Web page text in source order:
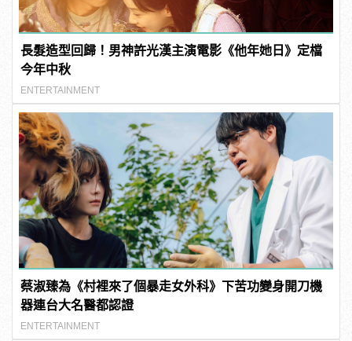
長髮造型回歸！男神許光漢主演電影《他年她日》定檔
今年中秋
ENTERTAINMENT
蔡淑臻為《村裡來了個暴走女外科》下苦功變身開刀機
器連台大名醫都認證
ENTERTAINMENT